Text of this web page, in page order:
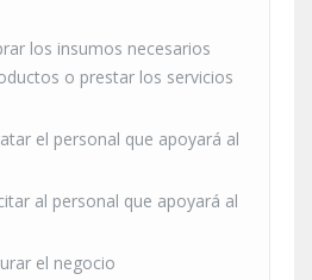
los insumos necesarios
o prestar los servicios
el personal que apoyará al
al personal que apoyará al
el negocio